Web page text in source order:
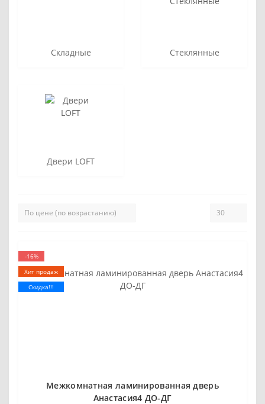
Складные Стеклянные
Двери LOFT
-16%
Хит продаж
Скидка!!!
Межкомнатная ламинированная дверь
Анастасия4 ДО-ДГ